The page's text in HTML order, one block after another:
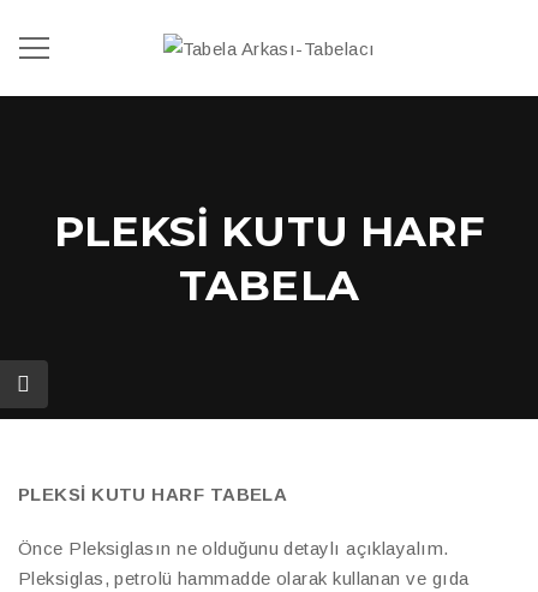
PLEKSI KUTU HARF
TABELA
PLEKSİ KUTU HARF TABELA
Önce Pleksiglasın ne olduğunu detaylı açıklayalım.
Pleksiglas, petrolü hammadde olarak kullanan ve gıda